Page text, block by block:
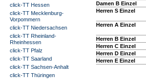
click-TT Hessen
click-TT Mecklenburg-
Vorpommern
click-TT Niedersachsen
click-TT Rheinland-
Rheinhessen
click-TT Pfalz
click-TT Saarland
click-TT Sachsen-Anhalt
click-TT Thüringen
Damen B Einzel
Herren S Einzel
Herren A Einzel
Herren B Einzel
Herren C Einzel
Herren D Einzel
Herren E Einzel